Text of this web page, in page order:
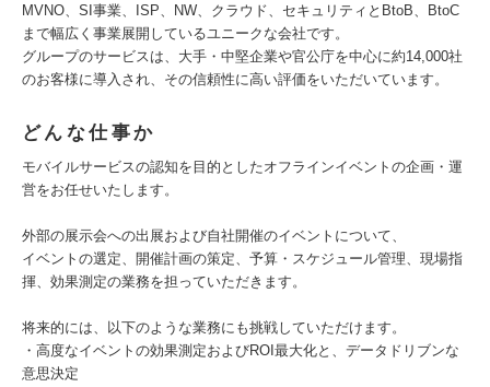
MVNO、SI事業、ISP、NW、クラウド、セキュリティとBtoB、BtoC
まで幅広く事業展開しているユニークな会社です。
グループのサービスは、大手・中堅企業や官公庁を中心に約14,000社
のお客様に導入され、その信頼性に高い評価をいただいています。
どんな仕事か
モバイルサービスの認知を目的としたオフラインイベントの企画・運
営をお任せいたします。
外部の展示会への出展および自社開催のイベントについて、
イベントの選定、開催計画の策定、予算・スケジュール管理、現場指
揮、効果測定の業務を担っていただきます。
将来的には、以下のような業務にも挑戦していただけます。
・高度なイベントの効果測定およびROI最大化と、データドリブンな
意思決定